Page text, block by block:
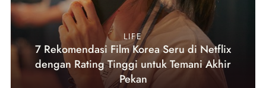
LIFE
7 Rekomendasi Film Korea Seru di Netflix
dengan Rating Tinggi untuk Temani Akhir
Pekan